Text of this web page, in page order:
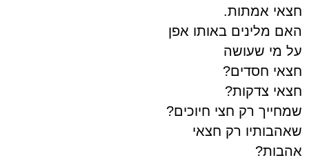
חצאי אמתות.
האם מלינים באותו אפן
על מי שעושה
חצאי חסדים?
חצאי צדקות?
שמחייך רק חצי חיוכים?
שאהבותיו רק חצאי
אהבות?